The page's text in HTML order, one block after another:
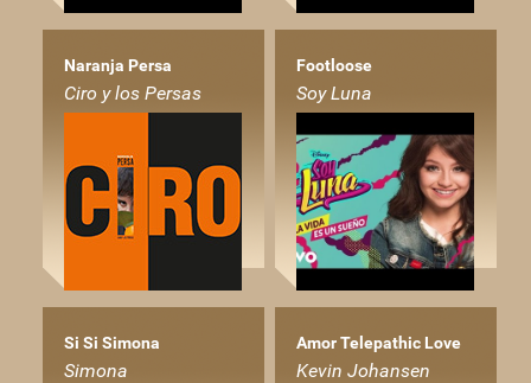
Naranja Persa
Ciro y los Persas
Footloose
Soy Luna
Si Si Simona
Simona
Amor Telepathic Love
Kevin Johansen